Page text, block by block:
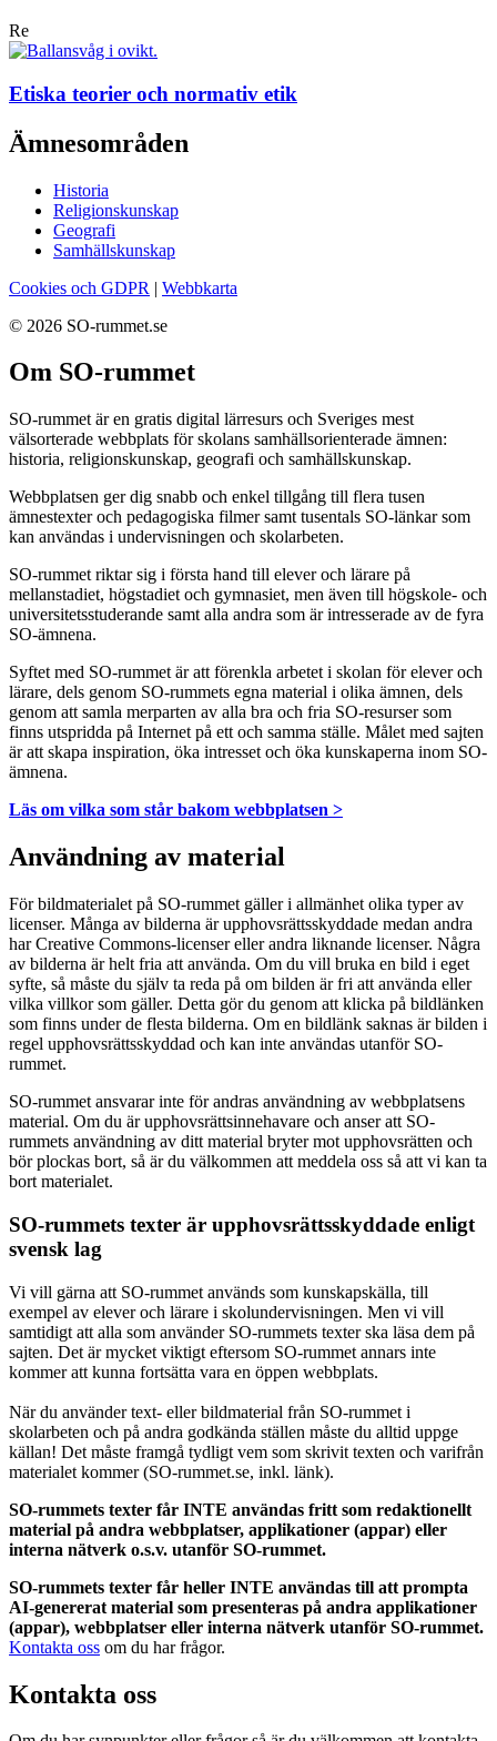
Re
Etiska teorier och normativ etik
Ämnesområden
Historia
Religionskunskap
Geografi
Samhällskunskap
Cookies och GDPR | Webbkarta
© 2026 SO-rummet.se
Om SO-rummet
SO-rummet är en gratis digital lärresurs och Sveriges mest
välsorterade webbplats för skolans samhällsorienterade ämnen:
historia, religionskunskap, geografi och samhällskunskap.
Webbplatsen ger dig snabb och enkel tillgång till flera tusen
ämnestexter och pedagogiska filmer samt tusentals SO-länkar som
kan användas i undervisningen och skolarbeten.
SO-rummet riktar sig i första hand till elever och lärare på
mellanstadiet, högstadiet och gymnasiet, men även till högskole- och
universitetsstuderande samt alla andra som är intresserade av de fyra
SO-ämnena.
Syftet med SO-rummet är att förenkla arbetet i skolan för elever och
lärare, dels genom SO-rummets egna material i olika ämnen, dels
genom att samla merparten av alla bra och fria SO-resurser som
finns utspridda på Internet på ett och samma ställe. Målet med sajten
är att skapa inspiration, öka intresset och öka kunskaperna inom SO-
ämnena.
Läs om vilka som står bakom webbplatsen >
Användning av material
För bildmaterialet på SO-rummet gäller i allmänhet olika typer av
licenser. Många av bilderna är upphovsrättsskyddade medan andra
har Creative Commons-licenser eller andra liknande licenser. Några
av bilderna är helt fria att använda. Om du vill bruka en bild i eget
syfte, så måste du själv ta reda på om bilden är fri att använda eller
vilka villkor som gäller. Detta gör du genom att klicka på bildlänken
som finns under de flesta bilderna. Om en bildlänk saknas är bilden i
regel upphovsrättsskyddad och kan inte användas utanför SO-
rummet.
SO-rummet ansvarar inte för andras användning av webbplatsens
material. Om du är upphovsrättsinnehavare och anser att SO-
rummets användning av ditt material bryter mot upphovsrätten och
bör plockas bort, så är du välkommen att meddela oss så att vi kan ta
bort materialet.
SO-rummets texter är upphovsrättsskyddade enligt
svensk lag
Vi vill gärna att SO-rummet används som kunskapskälla, till
exempel av elever och lärare i skolundervisningen. Men vi vill
samtidigt att alla som använder SO-rummets texter ska läsa dem på
sajten. Det är mycket viktigt eftersom SO-rummet annars inte
kommer att kunna fortsätta vara en öppen webbplats.
När du använder text- eller bildmaterial från SO-rummet i
skolarbeten och på andra godkända ställen måste du alltid uppge
källan! Det måste framgå tydligt vem som skrivit texten och varifrån
materialet kommer (SO-rummet.se, inkl. länk).
SO-rummets texter får INTE användas fritt som redaktionellt
material på andra webbplatser, applikationer (appar) eller
interna nätverk o.s.v. utanför SO-rummet.
SO-rummets texter får heller INTE användas till att prompta
AI-genererat material som presenteras på andra applikationer
(appar), webbplatser eller interna nätverk utanför SO-rummet.
Kontakta oss om du har frågor.
Kontakta oss